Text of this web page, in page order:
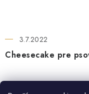
Cheesecake pre
3.7.2022